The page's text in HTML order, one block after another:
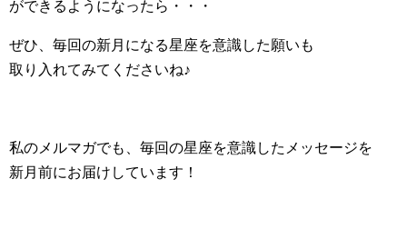
ができるようになったら・・・
ぜひ、毎回の新月になる星座を意識した願いも
取り入れてみてくださいね♪
私のメルマガでも、毎回の星座を意識したメッセージを
新月前にお届けしています！